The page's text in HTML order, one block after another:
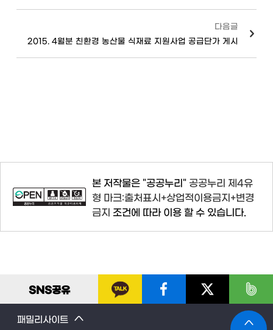
다음글
2015. 4월분 친환경 농산물 식재료 지원사업 공급단가 게시
본 저작물은 "공공누리" 공공누리 제4유
형 마크:출처표시+상업적이용금지+변경
금지 조건에 따라 이용 할 수 있습니다.
SNS공유
패밀리사이트